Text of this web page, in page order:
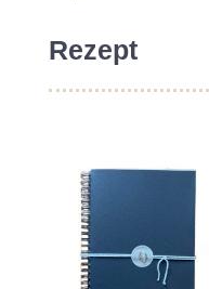
Rezept